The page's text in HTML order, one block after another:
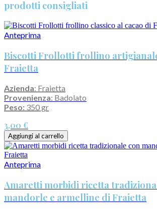
prodotti consigliati
Anteprima
Biscotti Frollotti frollino
Fraietta
Azienda: Fraietta
Provenienza: Badolato
Peso: 350 gr
3,00 €
Aggiungi al carrello
Anteprima
Amaretti morbidi ricetta
mandorle e armelline di Fraietta